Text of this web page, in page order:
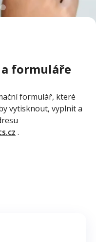
formuláře
formulář, které
vytisknout, vyplnit a
.